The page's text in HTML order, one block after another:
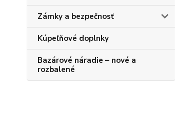
Zámky a bezpečnosť
Kúpeľňové doplnky
Bazárové náradie – nové a
rozbalené